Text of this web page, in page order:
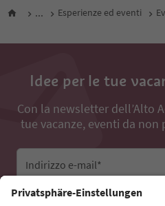
... Esperienze ed eventi
Idee per le tue
Con la newsletter dell’Alto
tue vacanze, eventi da non
Indirizzo e-mail*